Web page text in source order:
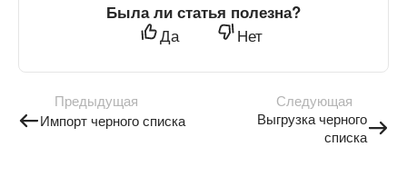
Была ли статья полезна?
Да Нет
Предыдущая
Импорт черного списка
Следующая
Выгрузка черного
списка